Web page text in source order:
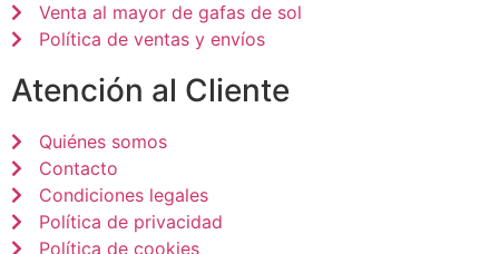
Venta al mayor de gafas de sol
Política de ventas y envíos
Atención al Cliente
Quiénes somos
Contacto
Condiciones legales
Política de privacidad
Política de cookies